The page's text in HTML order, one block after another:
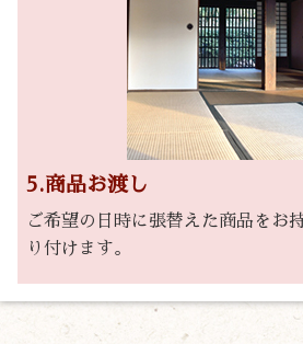
5.商品お渡し
ご希望の日時に張替えた商品をお
り付けます。